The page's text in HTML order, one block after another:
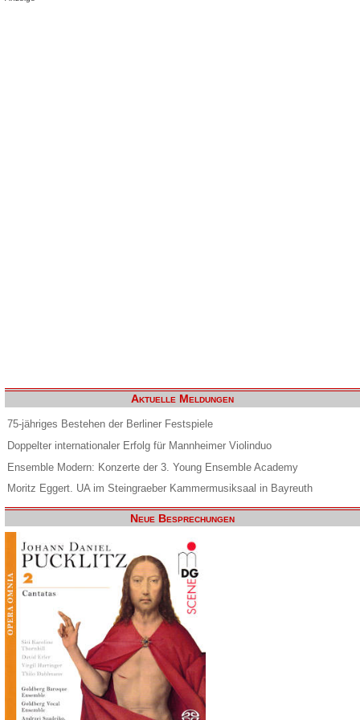
Aktuelle Meldungen
75-jähriges Bestehen der Berliner Festspiele
Doppelter internationaler Erfolg für Mannheimer Violinduo
Ensemble Modern: Konzerte der 3. Young Ensemble Academy
Moritz Eggert. UA im Steingraeber Kammermusiksaal in Bayreuth
Neue Besprechungen